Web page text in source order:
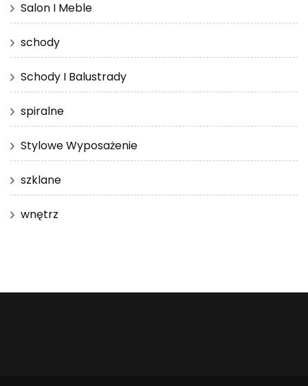
Salon I Meble
schody
Schody I Balustrady
spiralne
Stylowe Wyposażenie
szklane
wnętrz